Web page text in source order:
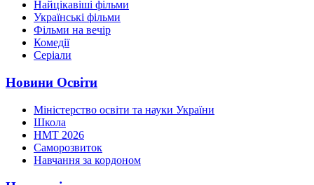
Найцікавіші фільми
Українські фільми
Фільми на вечір
Комедії
Серіали
Новини Освіти
Міністерство освіти та науки України
Школа
НМТ 2026
Саморозвиток
Навчання за кордоном